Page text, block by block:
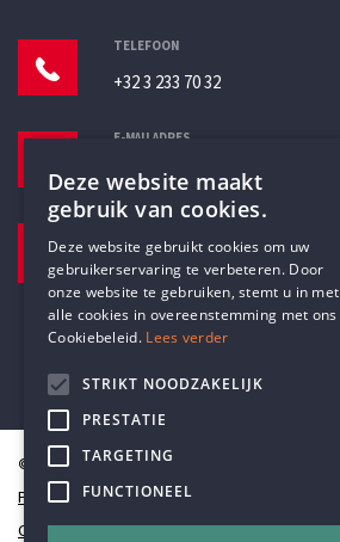
TELEFOON
+32 3 233 70 32
E-MAILADRES
Pottenbrug 4
Antwerpen, 2000
© Humanistisch Verbond 2026
Privacy
Cookiestatement
DUTCH
Deze website maakt
gebruik van cookies.
Deze website gebruikt cookies om uw
gebruikerservaring te verbeteren. Door
onze website te gebruiken, stemt u in met
alle cookies in overeenstemming met ons
Cookiebeleid. Lees verder
STRIKT NOODZAKELIJK
PRESTATIE
TARGETING
FUNCTIONEEL